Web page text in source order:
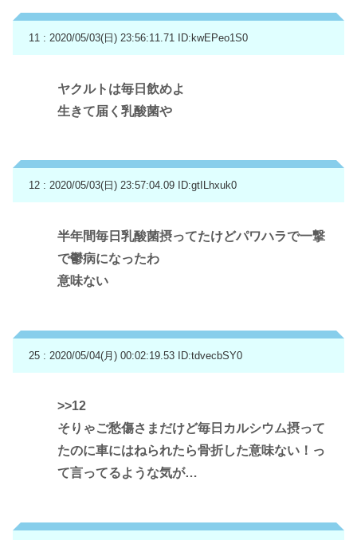
11 : 2020/05/03(日) 23:56:11.71 ID:kwEPeo1S0
ヤクルトは毎日飲めよ
生きて届く乳酸菌や
12 : 2020/05/03(日) 23:57:04.09 ID:gtILhxuk0
半年間毎日乳酸菌摂ってたけどパワハラで一撃
で鬱病になったわ
意味ない
25 : 2020/05/04(月) 00:02:19.53 ID:tdvecbSY0
>>12
そりゃご愁傷さまだけど毎日カルシウム摂って
たのに車にはねられたら骨折した意味ない！っ
て言ってるような気が…